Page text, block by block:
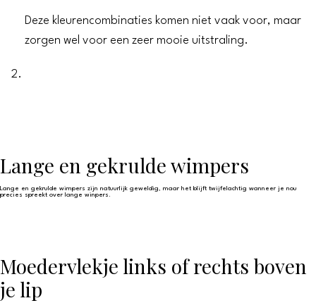
Deze kleurencombinaties komen niet vaak voor, maar
zorgen wel voor een zeer mooie uitstraling.
Lange en gekrulde wimpers
Lange en gekrulde wimpers zijn natuurlijk geweldig, maar het blijft twijfelachtig wanneer je nou
precies spreekt over lange winpers.
Moedervlekje links of rechts boven
je lip